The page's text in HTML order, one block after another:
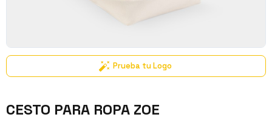
Prueba tu Logo
CESTO PARA ROPA ZOE